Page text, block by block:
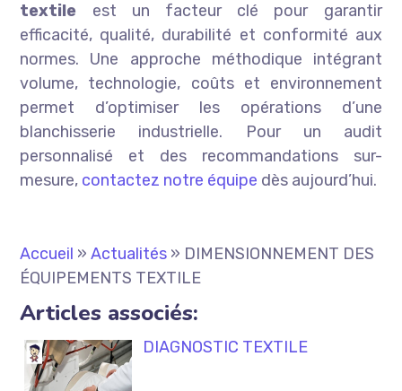
textile est un facteur clé pour garantir
efficacité, qualité, durabilité et conformité aux
normes. Une approche méthodique intégrant
volume, technologie, coûts et environnement
permet d’optimiser les opérations d’une
blanchisserie industrielle. Pour un audit
personnalisé et des recommandations sur-
mesure, contactez notre équipe dès aujourd’hui.
Accueil »Actualités » DIMENSIONNEMENT DES
ÉQUIPEMENTS TEXTILE
Articles associés:
DIAGNOSTIC TEXTILE